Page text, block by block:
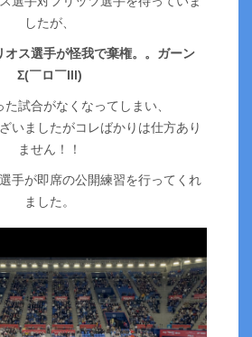
したが、
オス選手が怪我で棄権。。ガーン
Σ(￣ロ￣lll)
試合がなくなってしまい、
いましたがコレばかりは仕方あり
ません！！
手が即席の公開練習を行ってくれ
ました。